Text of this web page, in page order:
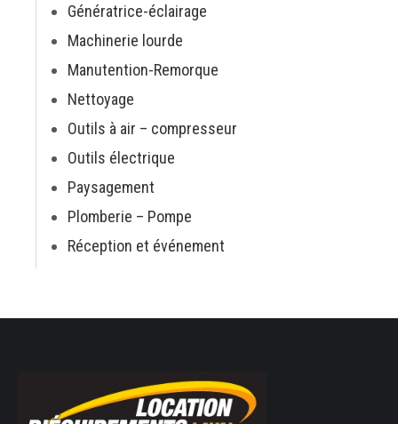
Génératrice-éclairage
Machinerie lourde
Manutention-Remorque
Nettoyage
Outils à air – compresseur
Outils électrique
Paysagement
Plomberie – Pompe
Réception et événement